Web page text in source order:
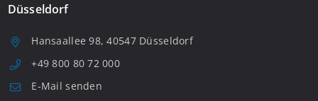
Düsseldorf
Hansaallee 98, 40547 Düsseldorf
+49 800 80 72 000
E-Mail senden